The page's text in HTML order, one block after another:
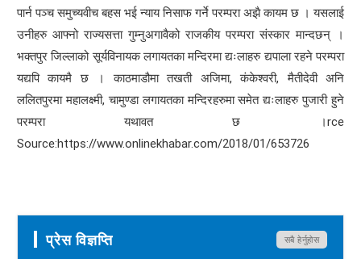
प्रेस विज्ञप्ति सबै हेर्नुहोस